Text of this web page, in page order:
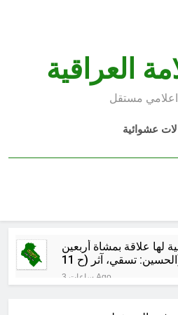
العراقية
مستقل
عشوائية
لها علاقة بمشاة أربعين
11)
3 ساعات Ago